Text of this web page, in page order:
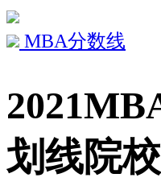
MBA分数线
划线院